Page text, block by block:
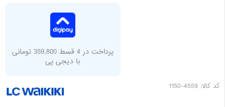
پرداخت در 4 قسط 359,800 تومانی
با دیجی پی
کد کالا: 4559-1150